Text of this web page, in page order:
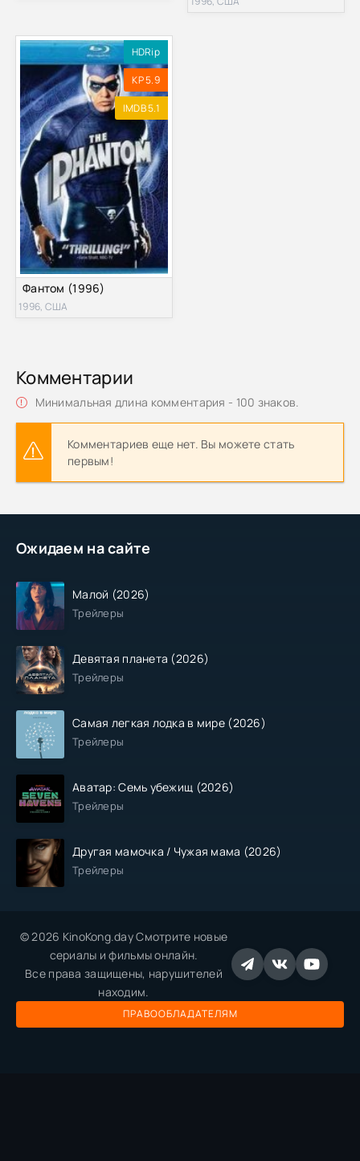
Ожидаем на сайте
Малой (2026)
Трейлеры
Девятая планета (2026)
Трейлеры
Самая легкая лодка в мире (2026)
Трейлеры
Аватар: Семь убежищ (2026)
Трейлеры
Другая мамочка / Чужая мама (2026)
Трейлеры
HDRip
KP 5.9
IMDB 5.1
Фантом (1996)
1996, США
Комментарии
Минимальная длина комментария - 100 знаков.
Комментариев еще нет. Вы можете стать
первым!
© 2026 KinoKong.day Смотрите новые
сериалы и фильмы онлайн.
Все права защищены, нарушителей
находим.
ПРАВООБЛАДАТЕЛЯМ